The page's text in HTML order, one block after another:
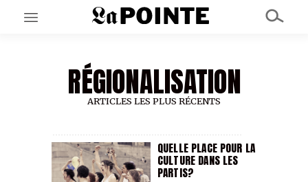
EN CE MOMENT
GRAND ANGLE
AU LARGE
RÉGIONALISATION
ARTICLES LES PLUS RÉCENTS
QUELLE PLACE POUR LA
CULTURE DANS LES
PARTIS?